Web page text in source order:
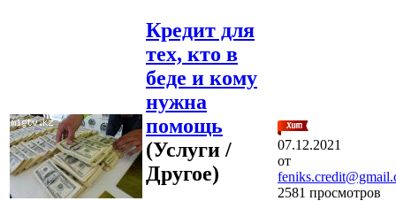
Кредит для
тех, кто в
беде и кому
нужна
помощь
(Услуги /
Другое)
07.12.2021
от
2581 просмотров